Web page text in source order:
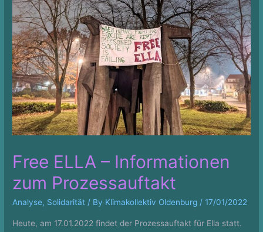
Free ELLA – Informationen
zum Prozessauftakt
Analyse, Solidarität / By Klimakollektiv Oldenburg / 17/01/2022
Heute, am 17.01.2022 findet der Prozessauftakt für Ella statt.